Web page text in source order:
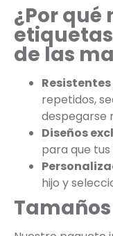
¿Por qué
de las
repetidos,
despegarse
Diseños
para que tus
hijo y